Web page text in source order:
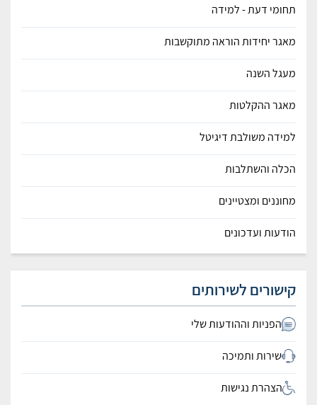
תחומי דעת - למידה
מאגר יחידות הוראה מתוקשבות
מעגל השנה
מאגר ההקלטות
למידה משולבת דיגיטל
הכלה והשתלבות
מחוננים ומצטיינים
הודעות ועדכונים
קישורים לשירותים
הפניות וההודעות שלי
שירות ותמיכה
הצהרת נגישות